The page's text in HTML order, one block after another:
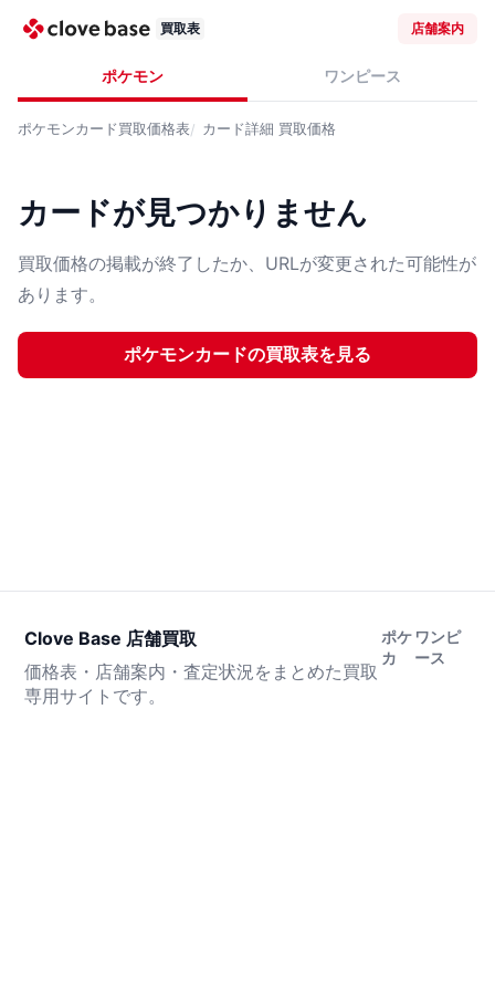
買取表 店舗案内
ポケモン ワンピース
ポケモンカード買取価格表 カード詳細 買取価格
カードが見つかりません
買取価格の掲載が終了したか、URLが変更された可能性が
あります。
ポケモンカードの買取表を見る
Clove Base 店舗買取
価格表・店舗案内・査定状況をまとめた買取
専用サイトです。
ポケ
カ
ワンピ
ース